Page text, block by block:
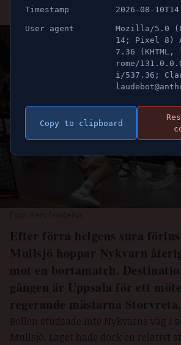
Publicerad 1 november 2024 16:51
Uppdaterad 21 juni 2026 10:23
Efter förra helgens sura
Mullsjö hoppar Nykvarn
mot en bortamatch.
gången är Uppsala för ett
regerande mästarna Storvreta.
Bollen studsade inte Nykvarns väg i
Mullsjö. Laget hade dock en relativt
Timestamp 2026-08-
User agent
Mozilla/5.0
14; Pixel 8)
7.36
rome/
i/537.36;
Copy to clipboard